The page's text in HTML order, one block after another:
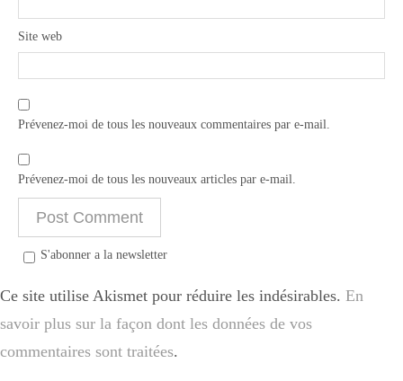
Site web
Prévenez-moi de tous les nouveaux commentaires par e-mail.
Prévenez-moi de tous les nouveaux articles par e-mail.
S'abonner a la newsletter
Ce site utilise Akismet pour réduire les indésirables. En
savoir plus sur la façon dont les données de vos
commentaires sont traitées.